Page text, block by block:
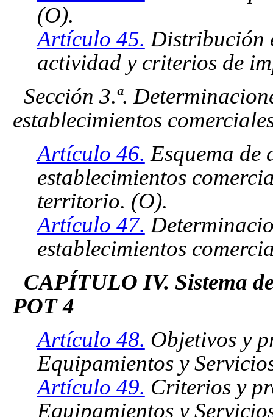
(O).
Artículo 45. Distribución
actividad y criterios de
Sección 3.ª.
establecimientos
Artículo 46. Esquema de
establecimientos
territorio. (O).
Artículo 47.
establecimientos
CAPÍTULO IV. Sistema
POT 4
Artículo 48. Objetivos y
Equipamientos y
Artículo 49. Criterios y
Equipamientos y